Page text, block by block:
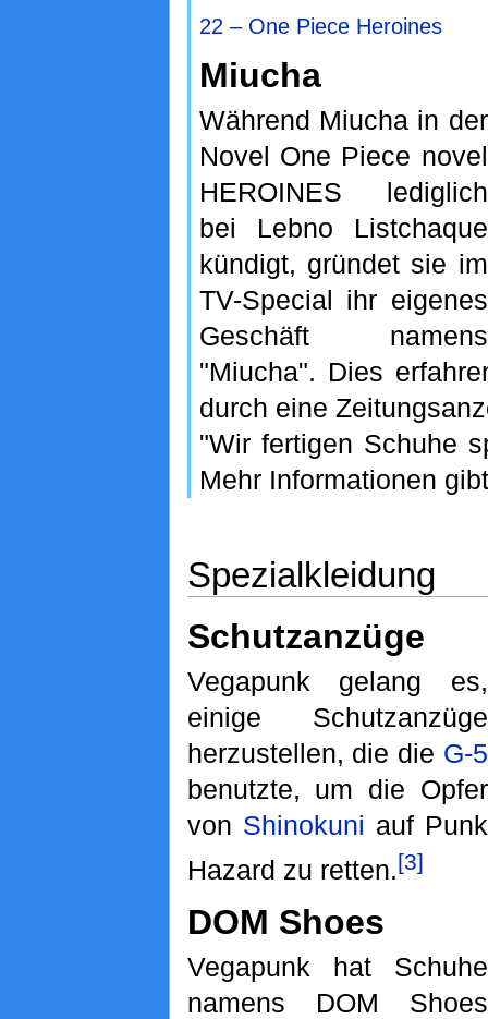
22 – One Piece Heroines
Miucha
Während Miucha in der
Novel One Piece novel
HEROINES lediglich
bei Lebno Listchaque
kündigt, gründet sie im
TV-Special ihr eigenes
Geschäft namens
"Miucha". Dies
durch eine
"Wir fertigen Schuhe
Mehr Informationen
Spezialkleidung
Schutzanzüge
Vegapunk gelang es,
einige Schutzanzüge
herzustellen, die die G-5
benutzte, um die Opfer
von Shinokuni auf Punk
Hazard zu retten.[3]
DOM Shoes
Vegapunk hat Schuhe
namens DOM Shoes